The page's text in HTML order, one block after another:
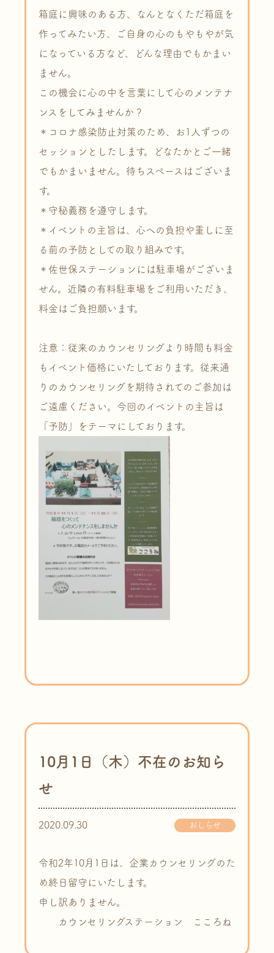
箱庭に興味のある方、なんとなくただ箱庭を
作ってみたい方、ご自身の心のもやもやが気
になっている方など、どんな理由でもかまい
ません。
この機会に心の中を言葉にして心のメンテナ
ンスをしてみませんか？
＊コロナ感染防止対策のため、お1人ずつの
セッションとしたします。どなたかとご一緒
でもかまいません。待ちスペースはございま
す。
＊守秘義務を遵守します。
＊イベントの主旨は、心への負担や重しに至
る前の予防としての取り組みです。
＊佐世保ステーションには駐車場がございま
せん。近隣の有料駐車場をご利用いただき、
料金はご負担願います。
注意：従来のカウンセリングより時間も料金
もイベント価格にいたしております。従来通
りのカウンセリングを期待されてのご参加は
ご遠慮ください。今回のイベントの主旨は
「予防」をテーマにしております。
10月1日（木）不在のお知ら
せ
2020.09.30 おしらせ
令和2年10月1日は、企業カウンセリングのた
め終日留守にいたします。
申し訳ありません。
カウンセリングステーション こころね